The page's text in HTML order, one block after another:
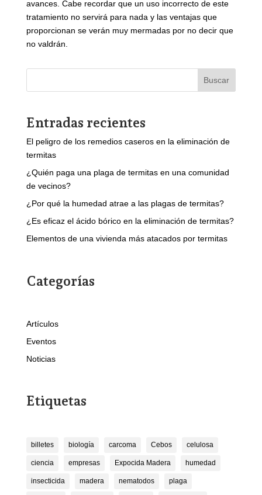
avances. Cabe recordar que un uso incorrecto de este
tratamiento no servirá para nada y las ventajas que
proporcionan se verán muy mermadas por no decir que
no valdrán.
Buscar
Entradas recientes
El peligro de los remedios caseros en la eliminación de
termitas
¿Quién paga una plaga de termitas en una comunidad
de vecinos?
¿Por qué la humedad atrae a las plagas de termitas?
¿Es eficaz el ácido bórico en la eliminación de termitas?
Elementos de una vivienda más atacados por termitas
Categorías
Artículos
Eventos
Noticias
Etiquetas
billetes biología carcoma Cebos celulosa
ciencia empresas Expocida Madera humedad
insecticida madera nematodos plaga